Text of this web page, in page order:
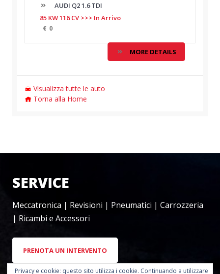
AUDI Q2 1.6 TDI
85 KW 116 CV >>> In Arrivo
€ 0
MORE DETAILS
Visualizza tutte le auto
Torna alla Home
SERVICE
Meccatronica | Revisioni | Pneumatici | Carrozzeria
| Ricambi e Accessori
PRENOTA UN INTERVENTO
Privacy e cookie: questo sito utilizza i cookie. Continuando a utilizzare